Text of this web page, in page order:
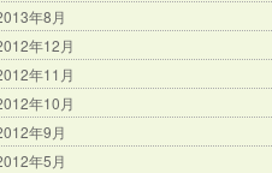
年8月
年12月
年11月
年10月
年9月
年5月